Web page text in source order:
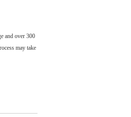
and over 300
may take